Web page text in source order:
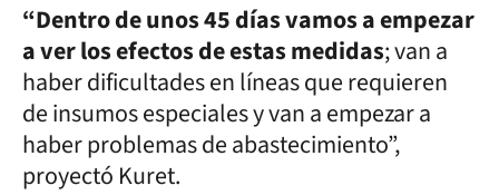
“Dentro de unos 45 días vamos a empezar
a ver los efectos de estas medidas; van a
haber dificultades en líneas que requieren
de insumos especiales y van a empezar a
haber problemas de abastecimiento”,
proyectó Kuret.